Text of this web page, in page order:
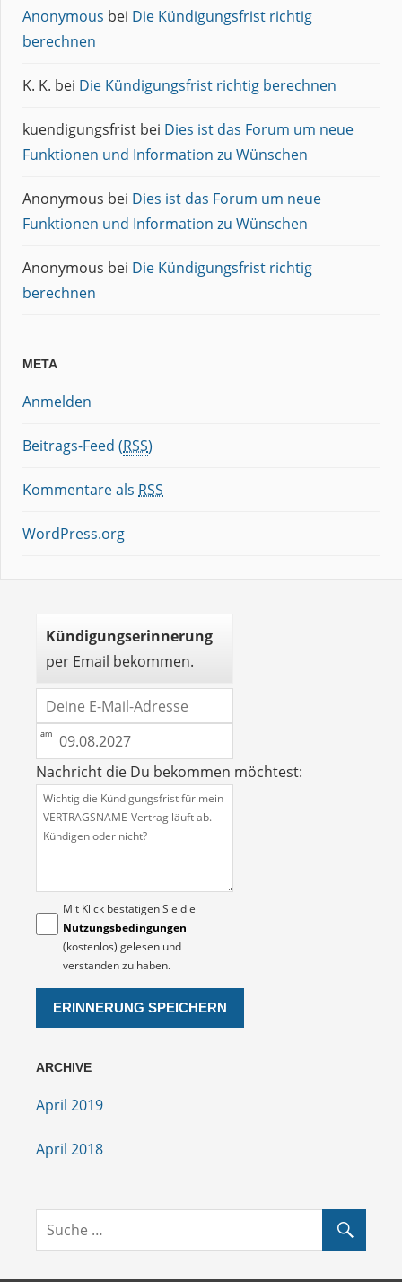
Anonymous bei Die Kündigungsfrist richtig
berechnen
K. K. bei Die Kündigungsfrist richtig berechnen
kuendigungsfrist bei Dies ist das Forum um neue
Funktionen und Information zu Wünschen
Anonymous bei Dies ist das Forum um neue
Funktionen und Information zu Wünschen
Anonymous bei Die Kündigungsfrist richtig
berechnen
META
Anmelden
Beitrags-Feed (RSS)
Kommentare als RSS
WordPress.org
Kündigungserinnerung
per Email bekommen.
Nachricht die Du bekommen möchtest:
Mit Klick bestätigen Sie die
Nutzungsbedingungen
(kostenlos) gelesen und
verstanden zu haben.
ARCHIVE
April 2019
April 2018